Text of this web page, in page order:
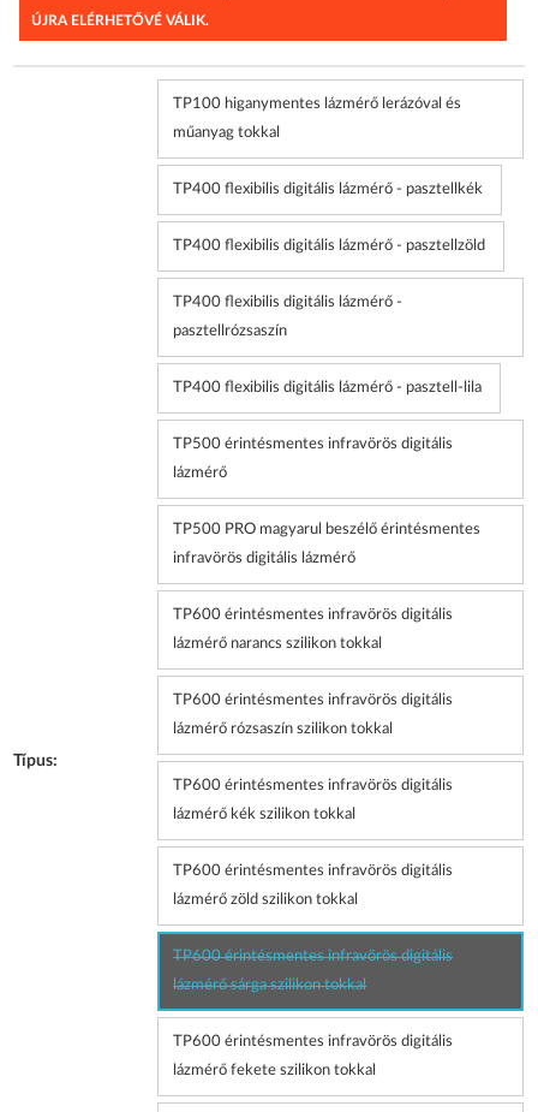
ÚJRA ELÉRHETŐVÉ VÁLIK.
Típus:
TP100 higanymentes lázmérő lerázóval és
műanyag tokkal
TP400 flexibilis digitális lázmérő - pasztellkék
TP400 flexibilis digitális lázmérő - pasztellzöld
TP400 flexibilis digitális lázmérő -
pasztellrózsaszín
TP400 flexibilis digitális lázmérő - pasztell-lila
TP500 érintésmentes infravörös digitális
lázmérő
TP500 PRO magyarul beszélő érintésmentes
infravörös digitális lázmérő
TP600 érintésmentes infravörös digitális
lázmérő narancs szilikon tokkal
TP600 érintésmentes infravörös digitális
lázmérő rózsaszín szilikon tokkal
TP600 érintésmentes infravörös digitális
lázmérő kék szilikon tokkal
TP600 érintésmentes infravörös digitális
lázmérő zöld szilikon tokkal
TP600 érintésmentes infravörös digitális
lázmérő sárga szilikon tokkal
TP600 érintésmentes infravörös digitális
lázmérő fekete szilikon tokkal